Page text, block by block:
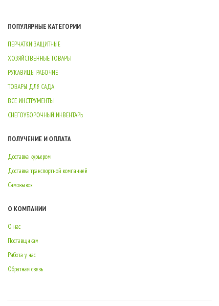
ПОПУЛЯРНЫЕ КАТЕГОРИИ
ПЕРЧАТКИ ЗАЩИТНЫЕ
ХОЗЯЙСТВЕННЫЕ ТОВАРЫ
РУКАВИЦЫ РАБОЧИЕ
ТОВАРЫ ДЛЯ САДА
ВСЕ ИНСТРУМЕНТЫ
СНЕГОУБОРОЧНЫЙ ИНВЕНТАРЬ
ПОЛУЧЕНИЕ И ОПЛАТА
Доставка курьером
Доставка транспортной компанией
Самовывоз
О КОМПАНИИ
О нас
Поставщикам
Работа у нас
Обратная связь